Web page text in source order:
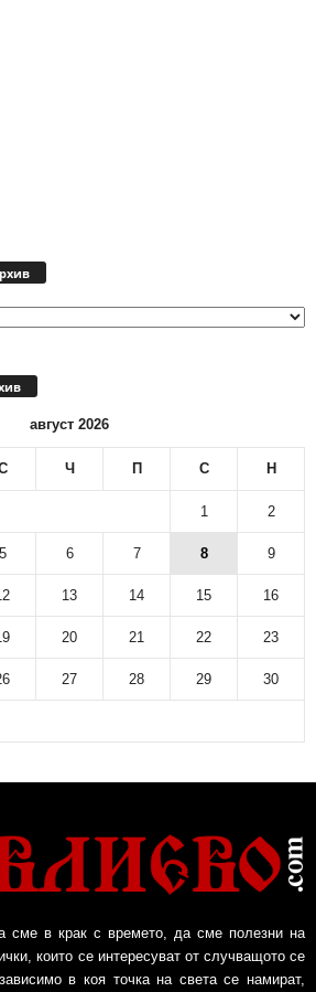
август 2026
Ч П С Н
1 2
5 6 7 8 9
13 14 15 16
20 21 22 23
27 28 29 30
сме в крак с времето, да сме полезни на
които се интересуват от случващото се
в коя точка на света се намират,